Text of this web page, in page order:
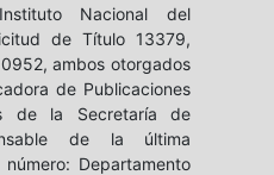
Nacional del
de Título 13379,
ambos otorgados
de Publicaciones
de la Secretaría de
de la última
Departamento